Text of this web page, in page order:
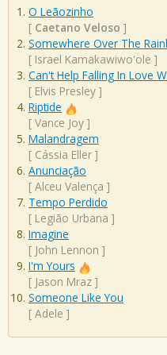
O Leãozinho
[ Caetano Veloso ]
Somewhere Over The
[ Israel Kamakawiwo'ole ]
Can't Help Falling In Love
[ Elvis Presley ]
Riptide
[ Vance Joy ]
Malandragem
[ Cássia Eller ]
Anunciação
[ Alceu Valença ]
Tempo Perdido
[ Legião Urbana ]
Imagine
[ John Lennon ]
I'm Yours
[ Jason Mraz ]
Someone Like You
[ Adele ]